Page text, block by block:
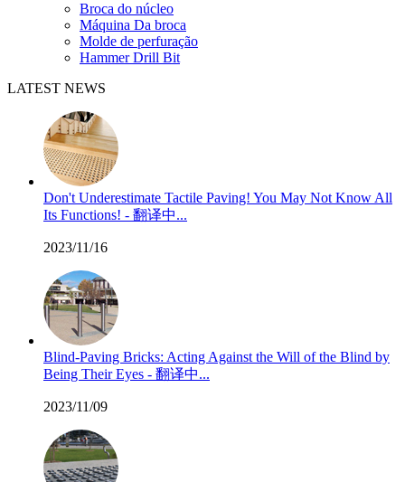
Broca do núcleo
Máquina Da broca
Molde de perfuração
Hammer Drill Bit
LATEST NEWS
Don't Underestimate Tactile Paving! You May Not Know All
Its Functions! - 翻译中...
2023/11/16
Blind-Paving Bricks: Acting Against the Will of the Blind by
Being Their Eyes - 翻译中...
2023/11/09